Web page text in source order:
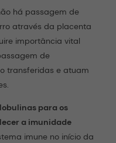
há passagem de
através da placenta
importância vital
de
transferidas e atuam
para os
a imunidade
imune no início da